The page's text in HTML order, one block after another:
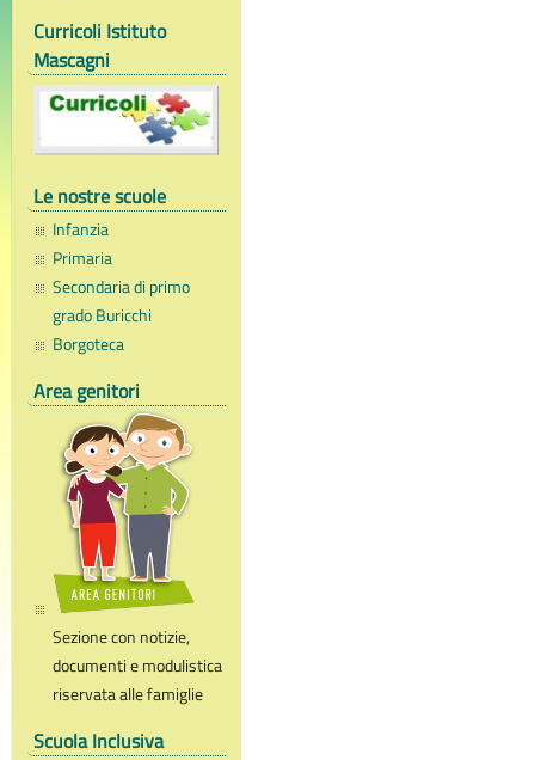
Curricoli Istituto
Mascagni
Le nostre scuole
Infanzia
Primaria
Secondaria di primo
grado Buricchi
Borgoteca
Area genitori
Sezione con notizie,
documenti e modulistica
riservata alle famiglie
Scuola Inclusiva